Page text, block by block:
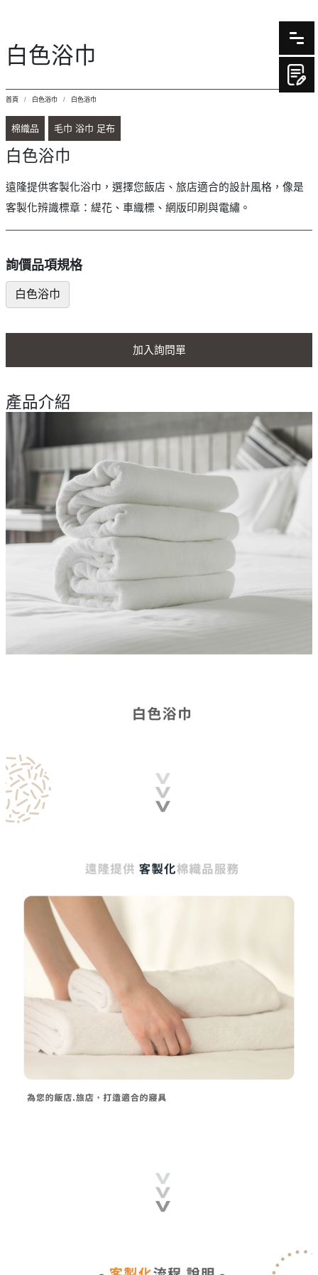
白色浴巾
首頁 白色浴巾 白色浴巾
棉織品 毛巾 浴巾 足布
白色浴巾
遠隆提供客製化浴巾，選擇您飯店、旅店適合的設計風格，像是
客製化辨識標章：緹花、車織標、網版印刷與電繡。
詢價品項規格
白色浴巾
加入詢問單
產品介紹